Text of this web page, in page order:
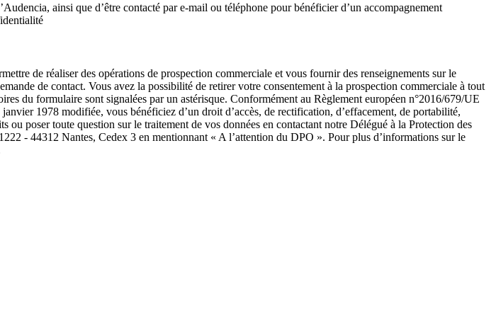
ainsi que d’être contacté par e-mail ou téléphone pour bénéficier d’un accompagnement
de réaliser des opérations de prospection commerciale et vous fournir des renseignements sur le
de contact. Vous avez la possibilité de retirer votre consentement à la prospection commerciale à tout
du formulaire sont signalées par un astérisque. Conformément au Règlement européen n°2016/679/UE
1978 modifiée, vous bénéficiez d’un droit d’accès, de rectification, d’effacement, de portabilité,
poser toute question sur le traitement de vos données en contactant notre Délégué à la Protection des
- 44312 Nantes, Cedex 3 en mentionnant « A l’attention du DPO ». Pour plus d’informations sur le